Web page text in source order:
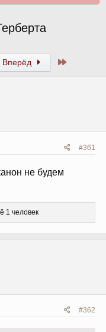
Вперёд
#361
не будем
1 человек
#362